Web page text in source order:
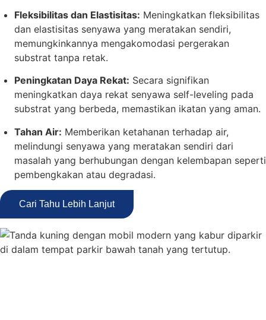
Fleksibilitas dan Elastisitas: Meningkatkan fleksibilitas
dan elastisitas senyawa yang meratakan sendiri,
memungkinkannya mengakomodasi pergerakan
substrat tanpa retak.
Peningkatan Daya Rekat: Secara signifikan
meningkatkan daya rekat senyawa self-leveling pada
substrat yang berbeda, memastikan ikatan yang aman.
Tahan Air: Memberikan ketahanan terhadap air,
melindungi senyawa yang meratakan sendiri dari
masalah yang berhubungan dengan kelembapan seperti
pembengkakan atau degradasi.
Cari Tahu Lebih Lanjut